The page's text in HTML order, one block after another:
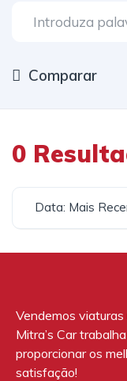
Comparar
0
Data: Mais
Vendemos
Mitra’s Car
proporcionar os
satisfação!